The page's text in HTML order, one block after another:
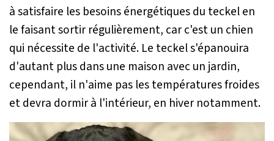
à satisfaire les besoins énergétiques du teckel en
le faisant sortir régulièrement, car c'est un chien
qui nécessite de l'activité. Le teckel s'épanouira
d'autant plus dans une maison avec un jardin,
cependant, il n'aime pas les températures froides
et devra dormir à l'intérieur, en hiver notamment.